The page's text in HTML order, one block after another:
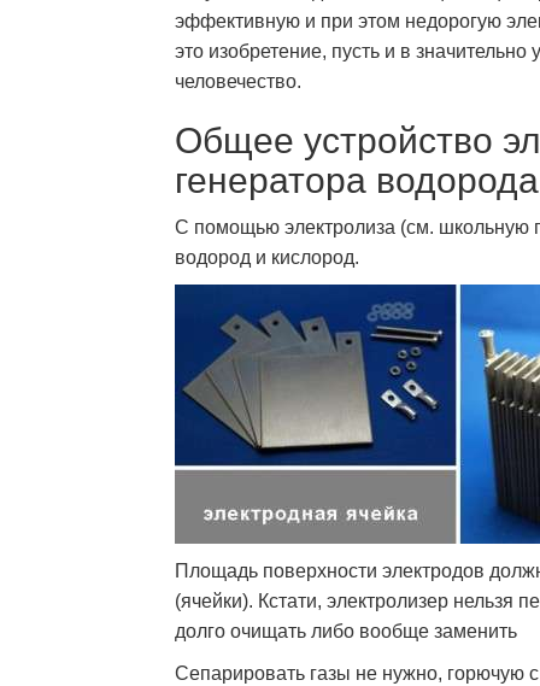
эффективную и при этом недорогую
это изобретение, пусть и в
человечество.
Общее устройство
генератора
С помощью электролиза (см. школьную
водород и кислород.
Площадь поверхности электродов
(ячейки). Кстати, электролизер нельзя
долго очищать либо вообще заменить
Сепарировать газы не нужно, горючую